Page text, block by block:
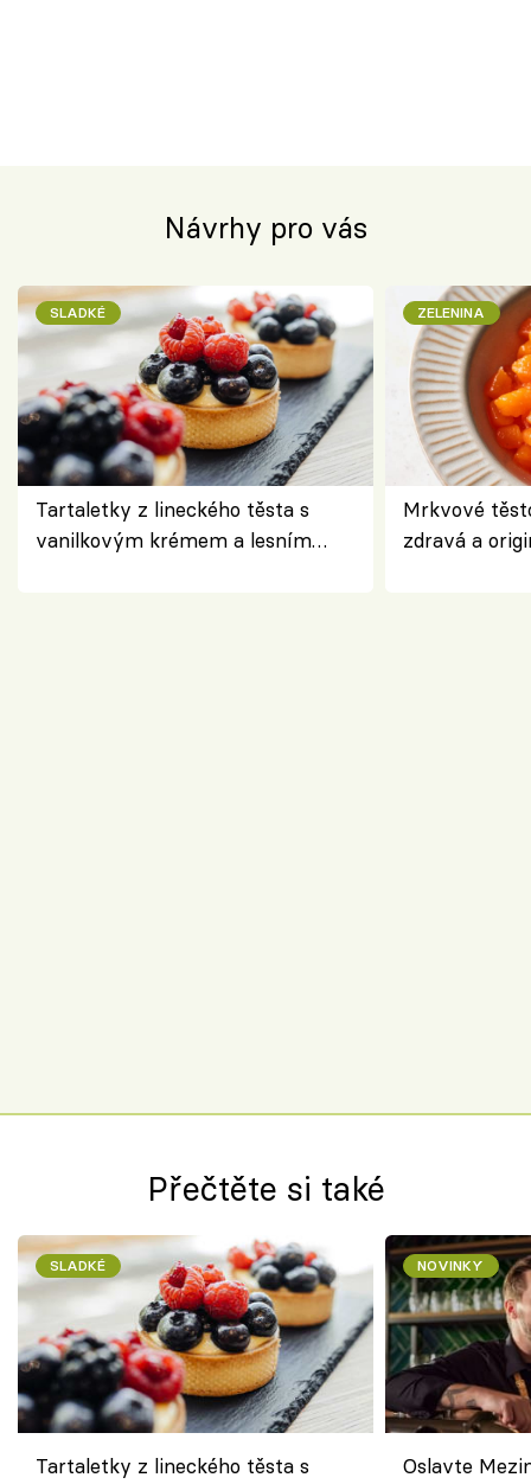
Návrhy pro vás
SLADKÉ
Tartaletky z lineckého těsta s
vanilkovým krémem a lesním
ZELENINA
Mrkvové
zdravá a
Přečtěte si také
SLADKÉ
Tartaletky z lineckého těsta s
NOVINKY
Oslavte